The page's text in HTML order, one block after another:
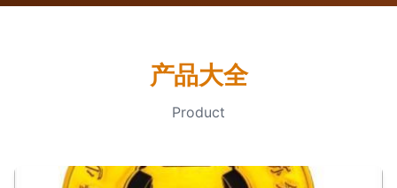
产品大全
Product